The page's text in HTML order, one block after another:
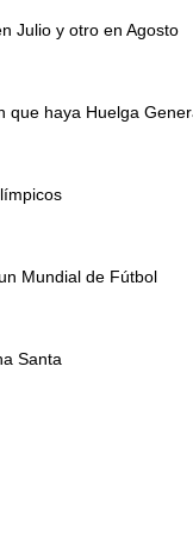
Julio y otro en Agosto
que haya Huelga
Mundial de Fútbol
Santa